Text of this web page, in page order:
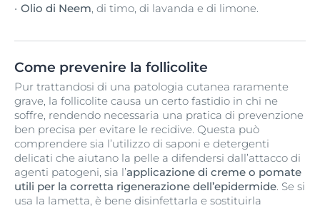
Olio di Neem, di timo, di lavanda e di limone.
Come prevenire la follicolite
Pur trattandosi di una patologia cutanea raramente
grave, la follicolite causa un certo fastidio in chi ne
soffre, rendendo necessaria una pratica di prevenzione
ben precisa per evitare le recidive. Questa può
comprendere sia l’utilizzo di saponi e detergenti
delicati che aiutano la pelle a difendersi dall’attacco di
agenti patogeni, sia l’applicazione di creme o pomate
utili per la corretta rigenerazione dell’epidermide. Se si
usa la lametta, è bene disinfettarla e sostituirla